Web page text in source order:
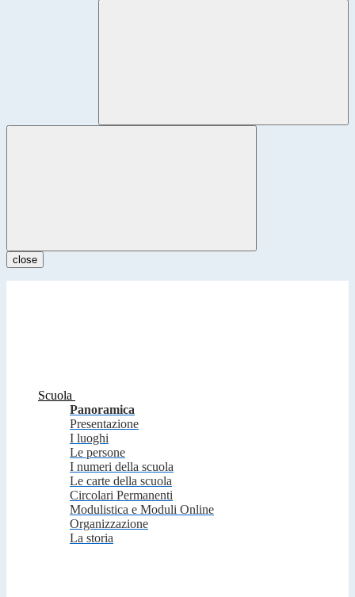
close
Scuola
Panoramica
Presentazione
I luoghi
Le persone
I numeri della scuola
Le carte della scuola
Circolari Permanenti
Modulistica e Moduli Online
Organizzazione
La storia